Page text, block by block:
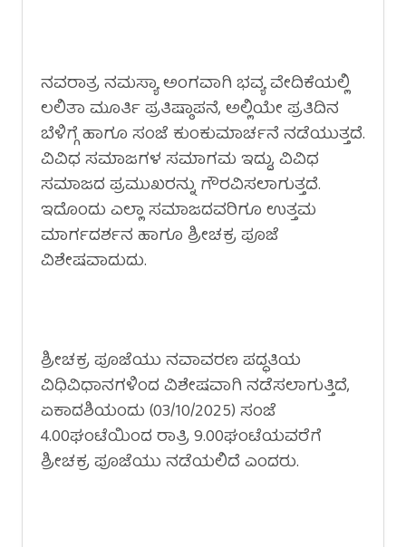
ನವರಾತ್ರ ನಮಸ್ಯಾ ಅಂಗವಾಗಿ ಭವ್ಯ ವೇದಿಕೆಯಲ್ಲಿ
ಲಲಿತಾ ಮೂರ್ತಿ ಪ್ರತಿಷ್ಠಾಪನೆ, ಅಲ್ಲಿಯೇ ಪ್ರತಿದಿನ
ಬೆಳಿಗ್ಗೆ ಹಾಗೂ ಸಂಜೆ ಕುಂಕುಮಾರ್ಚನೆ ನಡೆಯುತ್ತದೆ.
ವಿವಿಧ ಸಮಾಜಗಳ ಸಮಾಗಮ ಇದ್ದು, ವಿವಿಧ
ಸಮಾಜದ ಪ್ರಮುಖರನ್ನು ಗೌರವಿಸಲಾಗುತ್ತದೆ.
ಇದೊಂದು ಎಲ್ಲಾ ಸಮಾಜದವರಿಗೂ ಉತ್ತಮ
ಮಾರ್ಗದರ್ಶನ ಹಾಗೂ ಶ್ರೀಚಕ್ರ ಪೂಜೆ
ವಿಶೇಷವಾದುದು.
ಶ್ರೀಚಕ್ರ ಪೂಜೆಯು ನವಾವರಣ ಪದ್ಧತಿಯ
ವಿಧಿವಿಧಾನಗಳಿಂದ ವಿಶೇಷವಾಗಿ ನಡೆಸಲಾಗುತ್ತಿದೆ,
ಏಕಾದಶಿಯಂದು (03/10/2025) ಸಂಜೆ
4.00ಘಂಟೆಯಿಂದ ರಾತ್ರಿ 9.00ಘಂಟೆಯವರೆಗೆ
ಶ್ರೀಚಕ್ರ ಪೂಜೆಯು ನಡೆಯಲಿದೆ ಎಂದರು.